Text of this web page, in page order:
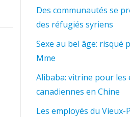
Des communautés se
des réfugiés syriens
Sexe au bel âge: risqué
Mme
Alibaba: vitrine pour les
canadiennes en Chine
Les employés du